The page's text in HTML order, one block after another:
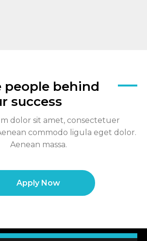
people behind
success
dolor sit amet, consectetuer
commodo ligula eget dolor.
Aenean massa.
Apply Now